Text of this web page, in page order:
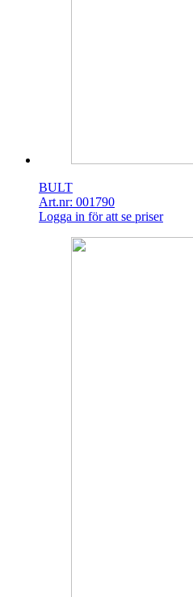
BULT
Art.nr: 001790
Logga in för att se priser